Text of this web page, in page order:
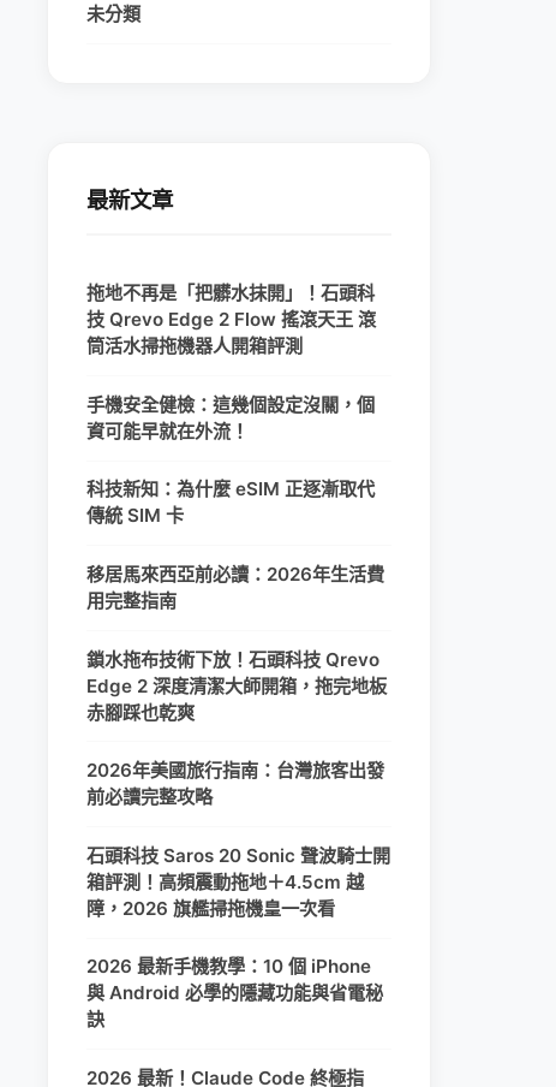
未分類
最新文章
拖地不再是「把髒水抹開」！石頭科
技 Qrevo Edge 2 Flow 搖滾天王 滾
筒活水掃拖機器人開箱評測
手機安全健檢：這幾個設定沒關，個
資可能早就在外流！
科技新知：為什麼 eSIM 正逐漸取代
傳統 SIM 卡
移居馬來西亞前必讀：2026年生活費
用完整指南
鎖水拖布技術下放！石頭科技 Qrevo
Edge 2 深度清潔大師開箱，拖完地板
赤腳踩也乾爽
2026年美國旅行指南：台灣旅客出發
前必讀完整攻略
石頭科技 Saros 20 Sonic 聲波騎士開
箱評測！高頻震動拖地＋4.5cm 越
障，2026 旗艦掃拖機皇一次看
2026 最新手機教學：10 個 iPhone
與 Android 必學的隱藏功能與省電秘
訣
2026 最新！Claude Code 終極指